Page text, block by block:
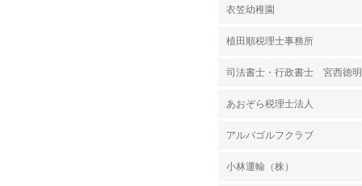
衣笠幼稚園
植田順税理士事務所
司法書士・行政書士 宮西徳
あおぞら税理士法人
アルバゴルフクラブ
小林運輸（株）